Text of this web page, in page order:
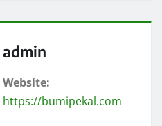
admin
Website:
https://bumipekal.com